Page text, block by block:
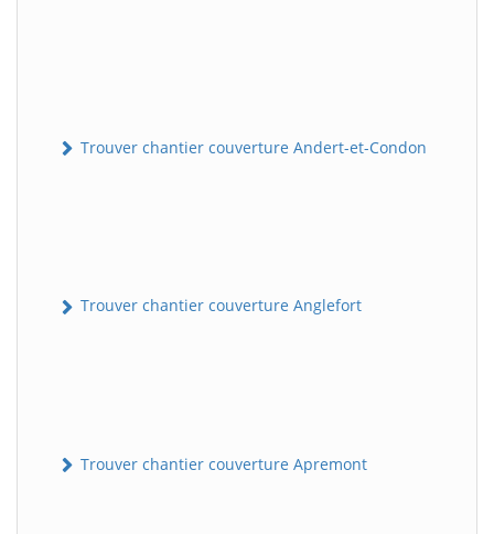
Trouver chantier couverture Andert-et-Condon
Trouver chantier couverture Anglefort
Trouver chantier couverture Apremont